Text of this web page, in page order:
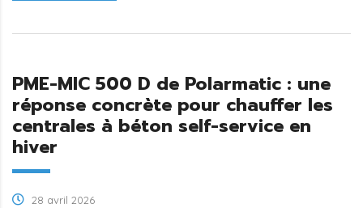
PME-MIC 500 D de Polarmatic : une
réponse concrète pour chauffer les
centrales à béton self-service en
hiver
28 avril 2026